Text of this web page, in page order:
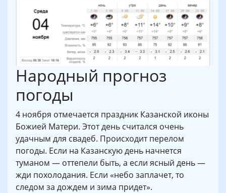
Народный прогноз
погоды
4 ноября отмечается праздник Казанской иконы
Божией Матери. Этот день считался очень
удачным для свадеб. Происходит перелом
погоды. Если на Казанскую день начнется
туманом — оттепели быть, а если ясный день —
жди похолодания. Если «небо заплачет, то
следом за дождем и зима придет».